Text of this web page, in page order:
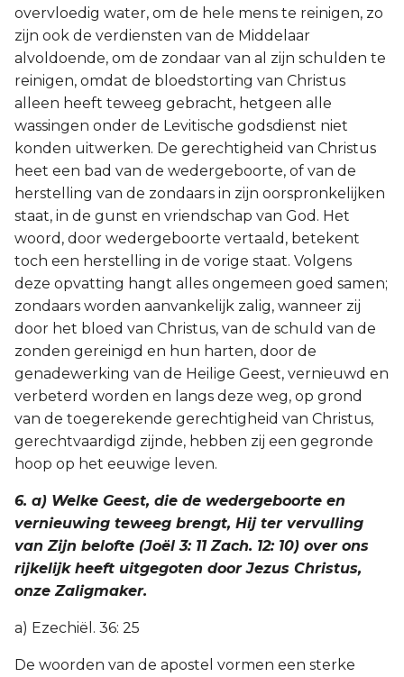
overvloedig water, om de hele mens te reinigen, zo
zijn ook de verdiensten van de Middelaar
alvoldoende, om de zondaar van al zijn schulden te
reinigen, omdat de bloedstorting van Christus
alleen heeft teweeg gebracht, hetgeen alle
wassingen onder de Levitische godsdienst niet
konden uitwerken. De gerechtigheid van Christus
heet een bad van de wedergeboorte, of van de
herstelling van de zondaars in zijn oorspronkelijken
staat, in de gunst en vriendschap van God. Het
woord, door wedergeboorte vertaald, betekent
toch een herstelling in de vorige staat. Volgens
deze opvatting hangt alles ongemeen goed samen;
zondaars worden aanvankelijk zalig, wanneer zij
door het bloed van Christus, van de schuld van de
zonden gereinigd en hun harten, door de
genadewerking van de Heilige Geest, vernieuwd en
verbeterd worden en langs deze weg, op grond
van de toegerekende gerechtigheid van Christus,
gerechtvaardigd zijnde, hebben zij een gegronde
hoop op het eeuwige leven.
6. a) Welke Geest, die de wedergeboorte en
vernieuwing teweeg brengt, Hij ter vervulling
van Zijn belofte (Joël 3: 11 Zach. 12: 10) over ons
rijkelijk heeft uitgegoten door Jezus Christus,
onze Zaligmaker.
a) Ezechiël. 36: 25
De woorden van de apostel vormen een sterke